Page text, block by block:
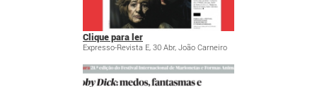
Clique para ler
Expresso-Revista E, 30 Abr, João Carneiro